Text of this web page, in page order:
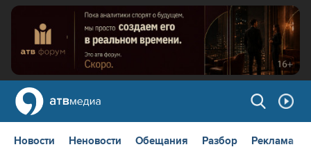
Новости Неновости Обещания Разбор Реклама